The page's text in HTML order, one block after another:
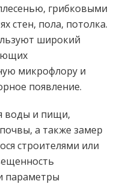
грибковыми
стен, пола, потолка.
широкий
микрофлору и
появление.
воды и пищи,
а также замер
строителями или
параметры